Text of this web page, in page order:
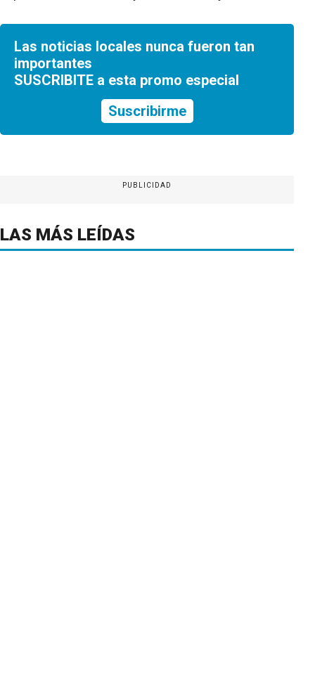
Las noticias locales nunca fueron tan
importantes
SUSCRIBITE a esta promo especial
Suscribirme
PUBLICIDAD
LAS MÁS LEÍDAS